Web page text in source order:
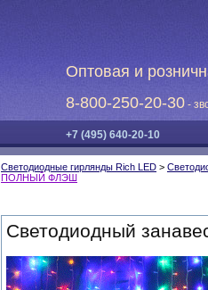
Оптовая и
8-800-250-20-30 -
+7 (495) 640-20-10
Светодиодные гирлянды Rich LED >
ПОЛНЫЙ ФЛЭШ
Светодиодный